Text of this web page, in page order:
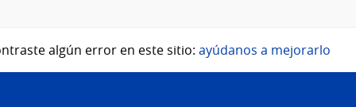
algún error en este sitio: ayúdanos a mejorarlo